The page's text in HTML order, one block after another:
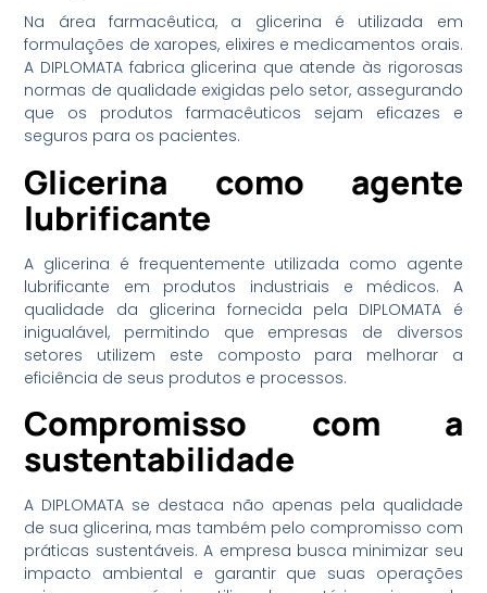
Na área farmacêutica, a glicerina é utilizada em
formulações de xaropes, elixires e medicamentos orais.
A DIPLOMATA fabrica glicerina que atende às rigorosas
normas de qualidade exigidas pelo setor, assegurando
que os produtos farmacêuticos sejam eficazes e
seguros para os pacientes.
Glicerina como agente
lubrificante
A glicerina é frequentemente utilizada como agente
lubrificante em produtos industriais e médicos. A
qualidade da glicerina fornecida pela DIPLOMATA é
inigualável, permitindo que empresas de diversos
setores utilizem este composto para melhorar a
eficiência de seus produtos e processos.
Compromisso com a
sustentabilidade
A DIPLOMATA se destaca não apenas pela qualidade
de sua glicerina, mas também pelo compromisso com
práticas sustentáveis. A empresa busca minimizar seu
impacto ambiental e garantir que suas operações